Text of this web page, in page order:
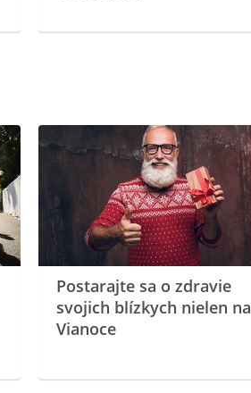
Postarajte sa o zdravie
svojich blízkych nielen na
Vianoce